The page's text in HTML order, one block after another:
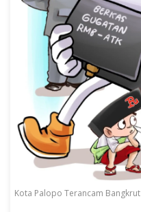
Kota Palopo Terancam Bangkrut